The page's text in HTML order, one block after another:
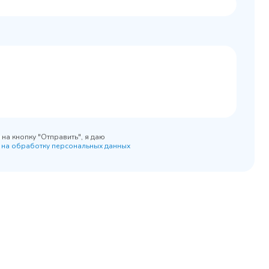
кнопку "Отправить", я даю
на обработку персональных данных